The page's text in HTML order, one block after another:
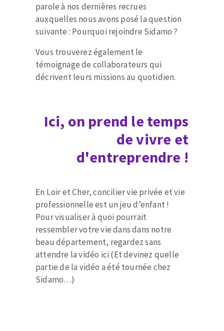
parole à nos dernières recrues
auxquelles nous avons posé la question
suivante : Pourquoi rejoindre Sidamo ?
Vous trouverez également le
témoignage de collaborateurs qui
décrivent leurs missions au quotidien.
Ici, on prend le temps
de vivre et
d'entreprendre !
En Loir et Cher, concilier vie privée et vie
professionnelle est un jeu d’enfant !
Pour visualiser à quoi pourrait
ressembler votre vie dans dans notre
beau département, regardez sans
attendre la vidéo ici (Et devinez quelle
partie de la vidéo a été tournée chez
Sidamo…)